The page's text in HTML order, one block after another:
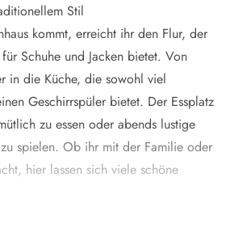
Stil
kommt, erreicht ihr den Flur, der
Schuhe und Jacken bietet. Von
in die Küche, die sowohl viel
Geschirrspüler bietet. Der Essplatz
zu essen oder abends lustige
spielen. Ob ihr mit der Familie oder
hier lassen sich viele schöne
den hellen Wänden und Decken